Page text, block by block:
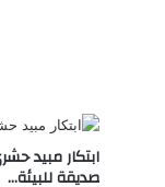
ابتكار مبيد
صديقة للبيئة…